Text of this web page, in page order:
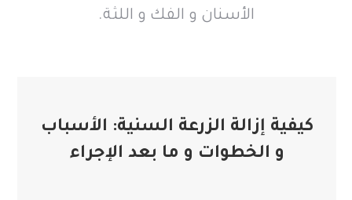
الأسنان و الفك و اللثة.
كيفية إزالة الزرعة السنية: الأسباب
و الخطوات و ما بعد الإجراء